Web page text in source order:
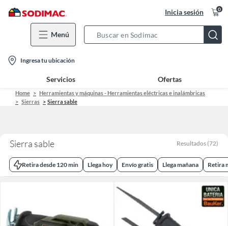
Inicia sesión 0
Menú
Bar
location-
icon
Ingresa tu ubicación
Servicios Ofertas
Home
Herramientas y máquinas - Herramientas eléctricas e inalámbricas
Sierras
Sierra sable
Sierra sable Resultados (72)
Retira desde 120 min Llega hoy Envío gratis Llega mañana Retira